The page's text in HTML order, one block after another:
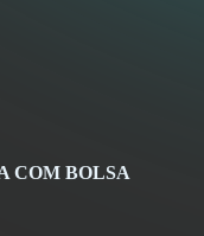
COM BOLSA